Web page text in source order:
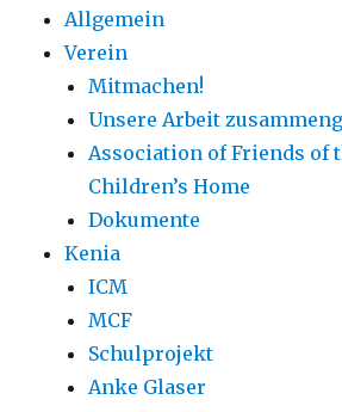
Allgemein
Verein
Mitmachen!
Unsere Arbeit
Association of Friends of
Children’s Home
Dokumente
Kenia
ICM
MCF
Schulprojekt
Anke Glaser